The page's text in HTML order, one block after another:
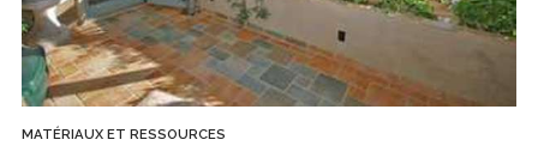
MATÉRIAUX ET RESSOURCES